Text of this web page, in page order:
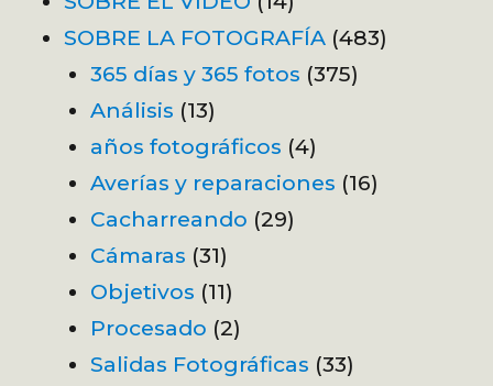
SOBRE LA FOTOGRAFÍA (483)
365 días y 365 fotos (375)
Análisis (13)
años fotográficos (4)
Averías y reparaciones (16)
Cacharreando (29)
Cámaras (31)
Objetivos (11)
Procesado (2)
Salidas Fotográficas (33)